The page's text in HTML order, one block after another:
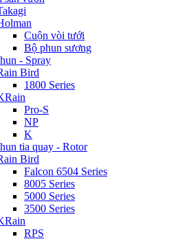
Cuộn vòi tưới
Bộ phun sương
- Spray
Bird
1800 Series
Pro-S
NP
K
tia quay - Rotor
Bird
Falcon 6504 Series
8005 Series
5000 Series
3500 Series
RPS